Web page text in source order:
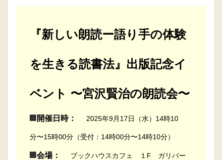
『新しい朗読ー語り手の体験
を生きる読書法』出版記念イ
ベント 〜宮沢賢治の朗読会〜
開催日時： 2025年9月17日（水）14時10
分〜15時00分（受付：14時00分〜14時10分）
会場： ブックハウスカフェ １F ガリバー